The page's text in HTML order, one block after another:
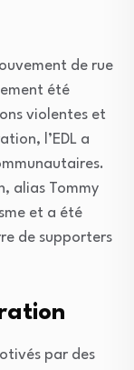
de rue
été
violentes et
l’EDL a
alias Tommy
et a été
de supporters
par des